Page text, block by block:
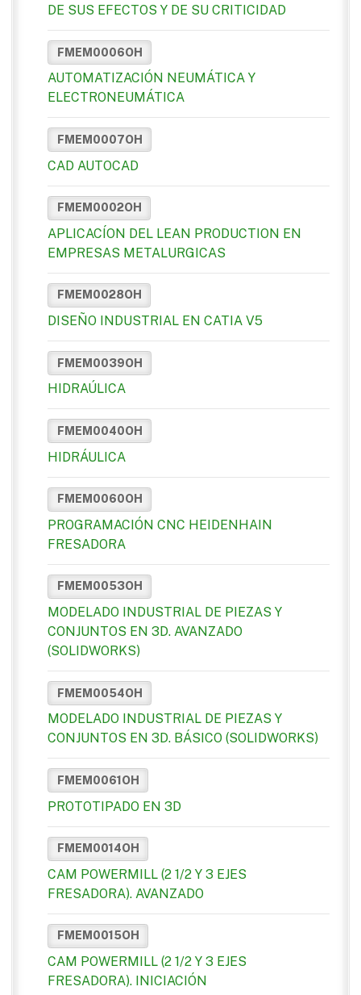
DE SUS EFECTOS Y DE SU CRITICIDAD
FMEM0006OH
AUTOMATIZACIÓN NEUMÁTICA Y
ELECTRONEUMÁTICA
FMEM0007OH
CAD AUTOCAD
FMEM0002OH
APLICACÍON DEL LEAN PRODUCTION EN
EMPRESAS METALURGICAS
FMEM0028OH
DISEÑO INDUSTRIAL EN CATIA V5
FMEM0039OH
HIDRAÚLICA
FMEM0040OH
HIDRÁULICA
FMEM0060OH
PROGRAMACIÓN CNC HEIDENHAIN
FRESADORA
FMEM0053OH
MODELADO INDUSTRIAL DE PIEZAS Y
CONJUNTOS EN 3D. AVANZADO
(SOLIDWORKS)
FMEM0054OH
MODELADO INDUSTRIAL DE PIEZAS Y
CONJUNTOS EN 3D. BÁSICO (SOLIDWORKS)
FMEM0061OH
PROTOTIPADO EN 3D
FMEM0014OH
CAM POWERMILL (2 1/2 Y 3 EJES
FRESADORA). AVANZADO
FMEM0015OH
CAM POWERMILL (2 1/2 Y 3 EJES
FRESADORA). INICIACIÓN